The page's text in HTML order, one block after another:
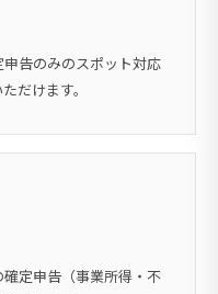
告のみのスポット対応
だけます。
定申告（事業所得・不